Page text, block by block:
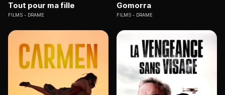
Tout pour ma fille
FILMS DRAME
Gomorra
FILMS DRAME